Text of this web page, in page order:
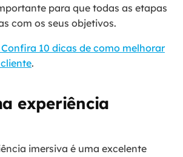
para que todas as etapas
com os seus objetivos.
Confira 10 dicas de como melhorar
.
experiência
imersiva é uma excelente